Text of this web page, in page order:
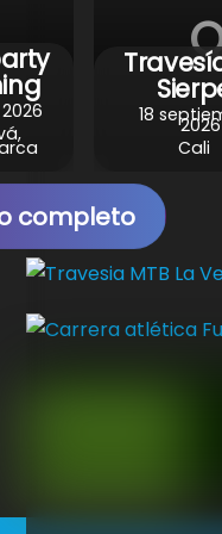
18
2026
Cali
completo